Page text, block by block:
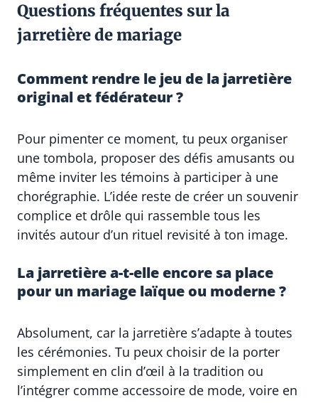
Questions fréquentes sur la
jarretière de mariage
Comment rendre le jeu de la jarretière
original et fédérateur ?
Pour pimenter ce moment, tu peux organiser
une tombola, proposer des défis amusants ou
même inviter les témoins à participer à une
chorégraphie. L’idée reste de créer un souvenir
complice et drôle qui rassemble tous les
invités autour d’un rituel revisité à ton image.
La jarretière a-t-elle encore sa place
pour un mariage laïque ou moderne ?
Absolument, car la jarretière s’adapte à toutes
les cérémonies. Tu peux choisir de la porter
simplement en clin d’œil à la tradition ou
l’intégrer comme accessoire de mode, voire en